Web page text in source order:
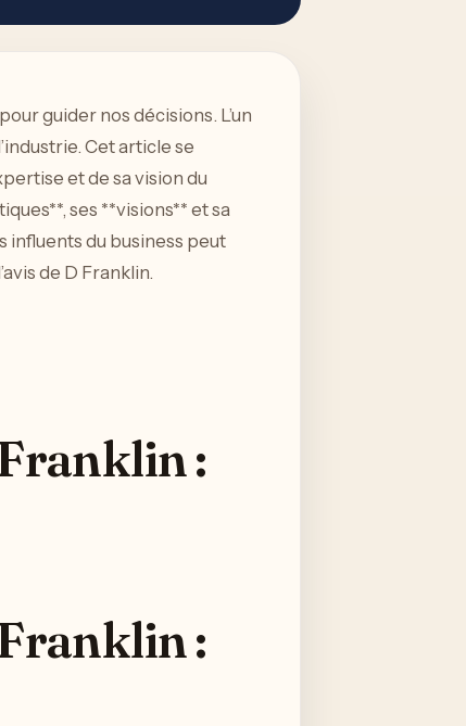
guider nos décisions. L’un
Cet article se
et de sa vision du
ses **visions** et sa
influents du business peut
de D Franklin.
:
: